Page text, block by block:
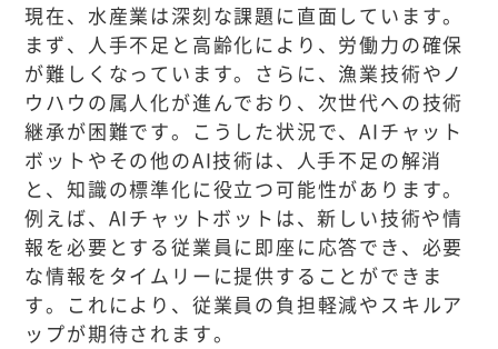
現在、水産業は深刻な課題に直面しています。
まず、人手不足と高齢化により、労働力の確保
が難しくなっています。さらに、漁業技術やノ
ウハウの属人化が進んでおり、次世代への技術
継承が困難です。こうした状況で、AIチャット
ボットやその他のAI技術は、人手不足の解消
と、知識の標準化に役立つ可能性があります。
例えば、AIチャットボットは、新しい技術や情
報を必要とする従業員に即座に応答でき、必要
な情報をタイムリーに提供することができま
す。これにより、従業員の負担軽減やスキルア
ップが期待されます。